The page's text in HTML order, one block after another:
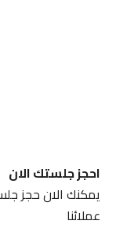
احجز جلستك الان
يمكنك الان حجز
عملائنا